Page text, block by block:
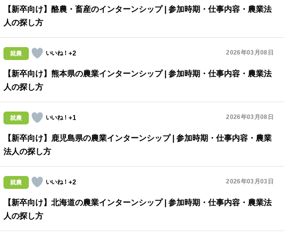
【新卒向け】酪農・畜産のインターンシップ | 参加時期・仕事内容・農業法
人の探し方
就農 +2 2026年03月08日
【新卒向け】熊本県の農業インターンシップ | 参加時期・仕事内容・農業法
人の探し方
就農 +1 2026年03月08日
【新卒向け】鹿児島県の農業インターンシップ | 参加時期・仕事内容・農業
法人の探し方
就農 +2 2026年03月03日
【新卒向け】北海道の農業インターンシップ | 参加時期・仕事内容・農業法
人の探し方